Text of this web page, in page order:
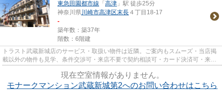
東急田園都市線 「高津 」駅 徒歩25分
神奈川県川崎市高津区末長 ４丁目18-17
-
築年数：築37年
階数：6階建
トラスト武蔵新城店のサービス・取扱い物件は近隣。ご案内もスムーズ・当店掲
載以外の物件も見学、条件交渉可・来店不要で契約相談可・カード決済可・来店
時無料駐車場有（要電話予約...
現在空室情報がありません。
モナークマンション武蔵新城第2へのお問い合わせはこちら